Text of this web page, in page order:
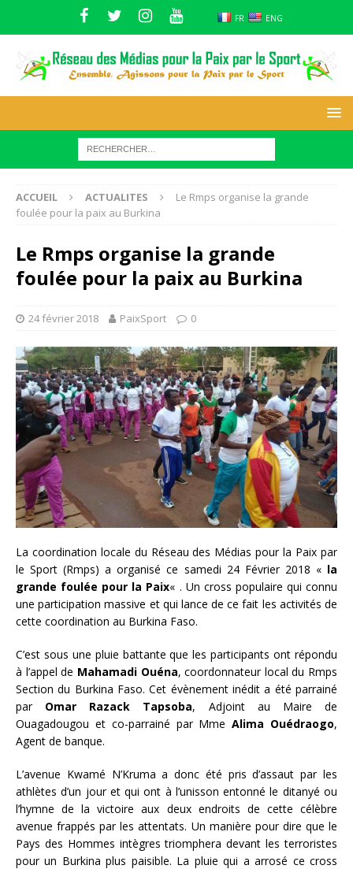
FR ENG
ACCUEIL ACTUALITES
Le Rmps organise la grande
foulée pour la paix au Burkina
Le Rmps organise la grande
foulée pour la paix au Burkina
24 février 2018 PaixSport 0
La coordination locale du Réseau des Médias pour la Paix par
le Sport (Rmps) a organisé ce samedi 24 Février 2018 « la
grande foulée pour la Paix« . Un cross populaire qui connu
une participation massive et qui lance de ce fait les activités de
cette coordination au Burkina Faso.
C’est sous une pluie battante que les participants ont répondu
à l’appel de Mahamadi Ouéna, coordonnateur local du Rmps
Section du Burkina Faso. Cet évènement inédit a été parrainé
par Omar Razack Tapsoba, Adjoint au Maire de
Ouagadougou et co-parrainé par MmeAlima Ouédraogo,
Agent de banque.
L’avenue Kwamé N’Kruma a donc été pris d’assaut par les
athlètes d’un jour et qui ont à l’unisson entonné le ditanyé ou
l’hymne de la victoire aux deux endroits de cette célèbre
avenue frappés par les attentats. Un manière pour dire que le
Pays des Hommes intègres triomphera devant les terroristes
pour un Burkina plus paisible. La pluie qui a arrosé ce cross